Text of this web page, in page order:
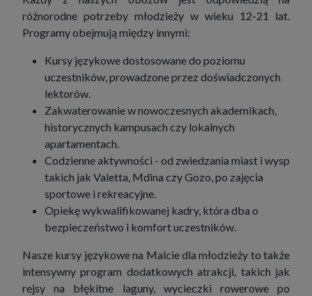
różnorodne potrzeby młodzieży w wieku 12-21 lat.
Programy obejmują między innymi:
Kursy językowe dostosowane do poziomu
uczestników, prowadzone przez doświadczonych
lektorów.
Zakwaterowanie w nowoczesnych akademikach,
historycznych kampusach czy lokalnych
apartamentach.
Codzienne aktywności - od zwiedzania miast i wysp
takich jak Valetta, Mdina czy Gozo, po zajęcia
sportowe i rekreacyjne.
Opiekę wykwalifikowanej kadry, która dba o
bezpieczeństwo i komfort uczestników.
Nasze kursy językowe na Malcie dla młodzieży to także
intensywny program dodatkowych atrakcji, takich jak
rejsy na błękitne laguny, wycieczki rowerowe po